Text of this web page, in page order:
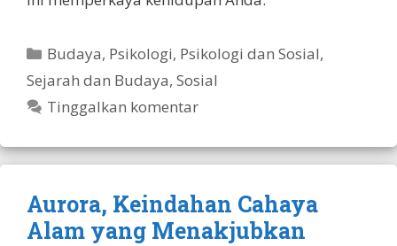
Kategori
Budaya, Psikologi, Psikologi dan Sosial,
Sejarah dan Budaya, Sosial
Tinggalkan komentar
Aurora, Keindahan Cahaya
Alam yang Menakjubkan